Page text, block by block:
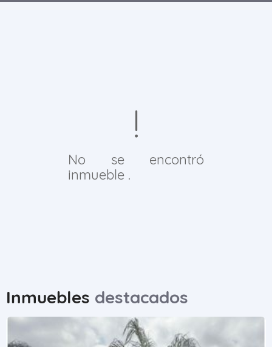
No se encontró
inmueble .
Inmuebles destacados